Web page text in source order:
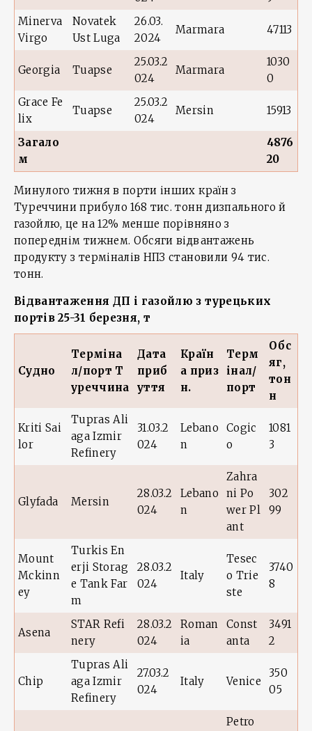
Minerva
Virgo
Novatek
Ust Luga
26.03.
2024
Marmara 47113
Georgia Tuapse
25.03.2
024
Marmara
1030
0
Grace Fe
lix
Tuapse
25.03.2
024
Mersin 15913
Загало
м
4876
20
Минулого тижня в порти інших країн з
Туреччини прибуло 168 тис. тонн дизпального й
газойлю, це на 12% менше порівняно з
попереднім тижнем. Обсяги відвантажень
продукту з терміналів НПЗ становили 94 тис.
тонн.
Відвантаження ДП і газойлю з турецьких
портів 25-31 березня, т
Судно
Терміна
л/порт Т
уреччина
Дата
приб
уття
Країн
а приз
н.
Терм
інал/
порт
Обс
яг,
тон
н
Kriti Sai
lor
Tupras Ali
aga Izmir
Refinery
31.03.2
024
Lebano
n
Cogic
o
1081
3
Glyfada Mersin
28.03.2
024
Lebano
n
Zahra
ni Po
wer Pl
ant
302
99
Mount
Mckinn
ey
Turkis En
erji Storag
e Tank Far
m
28.03.2
024
Italy
Tesec
o Trie
ste
3740
8
Asena
STAR Refi
nery
28.03.2
024
Roman
ia
Const
anta
3491
2
Chip
Tupras Ali
aga Izmir
Refinery
27.03.2
024
Italy Venice
350
05
Petro